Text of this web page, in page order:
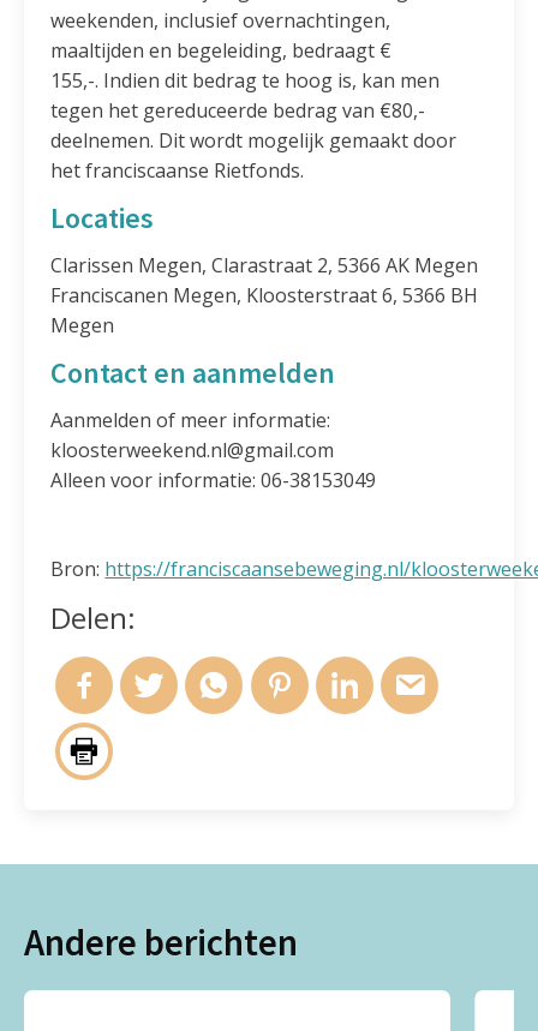
weekenden, inclusief overnachtingen,
maaltijden en begeleiding, bedraagt €
155,-. Indien dit bedrag te hoog is, kan men
tegen het gereduceerde bedrag van €80,-
deelnemen. Dit wordt mogelijk gemaakt door
het franciscaanse Rietfonds.
Locaties
Clarissen Megen, Clarastraat 2, 5366 AK Megen
Franciscanen Megen, Kloosterstraat 6, 5366 BH
Megen
Contact en aanmelden
Aanmelden of meer informatie:
kloosterweekend.nl@gmail.com
Alleen voor informatie: 06-38153049
Bron: https://franciscaansebeweging.nl/
Delen:
Andere berichten